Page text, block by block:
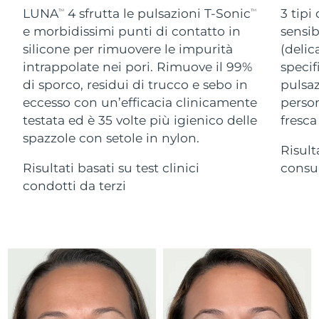
LUNATM 4 sfrutta le pulsazioni T-SonicTM
e morbidissimi punti di contatto in
silicone per rimuovere le impurità
intrappolate nei pori. Rimuove il 99%
di sporco, residui di trucco e sebo in
eccesso con un’efficacia clinicamente
testata ed è 35 volte più igienico delle
spazzole con setole in nylon.
Risultati basati su test clinici
condotti da terzi
3 tipi
For healthy hair
18% PAP
Cosmetici Uomini
Vedi tutto
APP FOREO
Israele Consegna stimata 8/14/26
Italia Consegna stimata 8/10/26
Giappone Consegna stimata 8/13/26
Jersey Consegna stimata 8/15/26
8/12/26
Kuwait
Libano Consegna stimata8/11/26
Lituania Consegna stimata 8/10/26